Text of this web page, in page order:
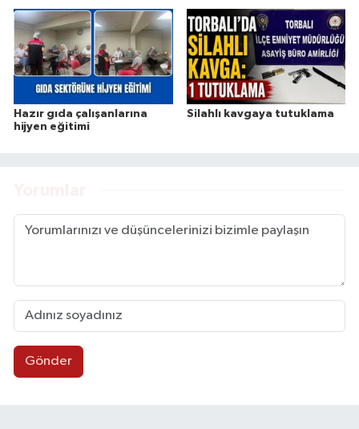
Hazır gıda çalışanlarına
hijyen eğitimi
Silahlı kavgaya tutuklama
Gönder